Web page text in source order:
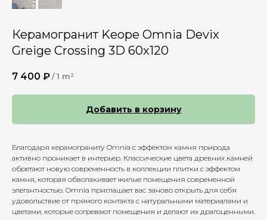
Керамогранит Keope Omnia Devix
Greige Crossing 3D 60x120
7 400 ₽ / 1 m²
Добавить в корзину
Благодаря керамограниту Omnia с эффектом камня природа
активно проникает в интерьер. Классические цвета древних камней
обретают новую современность в коллекции плитки с эффектом
камня, которая обволакивает жилые помещения современной
элегантностью. Omnia приглашает вас заново открыть для себя
удовольствие от прямого контакта с натуральными материалами и
цветами, которые согревают помещения и делают их драгоценными.